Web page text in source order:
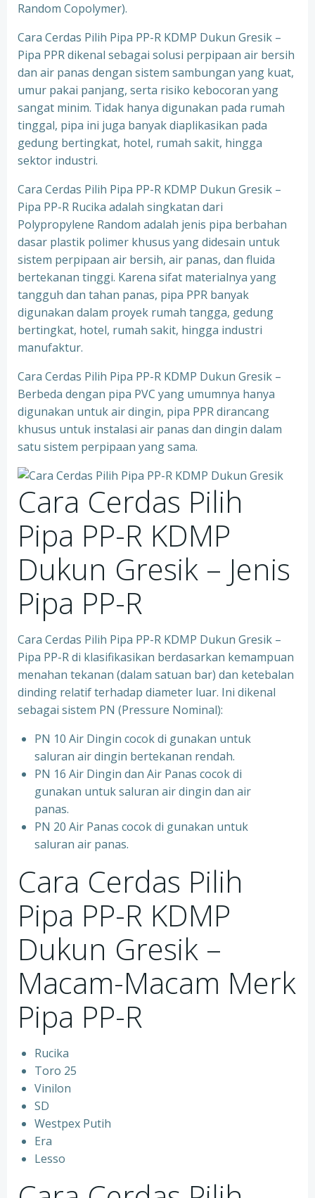
Random Copolymer).
Cara Cerdas Pilih Pipa PP-R KDMP Dukun Gresik –
Pipa PPR dikenal sebagai solusi perpipaan air bersih
dan air panas dengan sistem sambungan yang kuat,
umur pakai panjang, serta risiko kebocoran yang
sangat minim. Tidak hanya digunakan pada rumah
tinggal, pipa ini juga banyak diaplikasikan pada
gedung bertingkat, hotel, rumah sakit, hingga
sektor industri.
Cara Cerdas Pilih Pipa PP-R KDMP Dukun Gresik –
Pipa PP-R Rucika adalah singkatan dari
Polypropylene Random adalah jenis pipa berbahan
dasar plastik polimer khusus yang didesain untuk
sistem perpipaan air bersih, air panas, dan fluida
bertekanan tinggi. Karena sifat materialnya yang
tangguh dan tahan panas, pipa PPR banyak
digunakan dalam proyek rumah tangga, gedung
bertingkat, hotel, rumah sakit, hingga industri
manufaktur.
Cara Cerdas Pilih Pipa PP-R KDMP Dukun Gresik –
Berbeda dengan pipa PVC yang umumnya hanya
digunakan untuk air dingin, pipa PPR dirancang
khusus untuk instalasi air panas dan dingin dalam
satu sistem perpipaan yang sama.
Cara Cerdas Pilih
Pipa PP-R KDMP
Dukun Gresik – Jenis
Pipa PP-R
Cara Cerdas Pilih Pipa PP-R KDMP Dukun Gresik –
Pipa PP-R di klasifikasikan berdasarkan kemampuan
menahan tekanan (dalam satuan bar) dan ketebalan
dinding relatif terhadap diameter luar. Ini dikenal
sebagai sistem PN (Pressure Nominal):
PN 10 Air Dingin cocok di gunakan untuk
saluran air dingin bertekanan rendah.
PN 16 Air Dingin dan Air Panas cocok di
gunakan untuk saluran air dingin dan air
panas.
PN 20 Air Panas cocok di gunakan untuk
saluran air panas.
Cara Cerdas Pilih
Pipa PP-R KDMP
Dukun Gresik –
Macam-Macam Merk
Pipa PP-R
Rucika
Toro 25
Vinilon
SD
Westpex Putih
Era
Lesso